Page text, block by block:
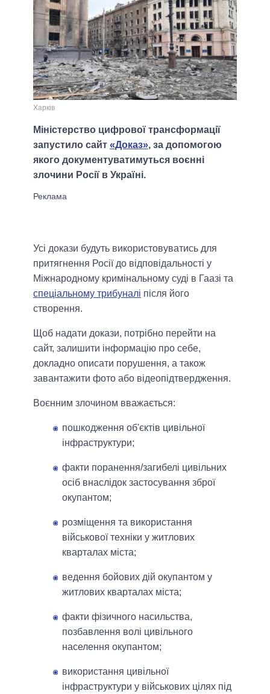
Харків
Міністерство цифрової трансформації
запустило сайт «Доказ», за допомогою
якого документуватимуться воєнні
злочини Росії в Україні.
Усі докази будуть використовуватись для
притягнення Росії до відповідальності у
Міжнародному кримінальному суді в Гаазі та
спеціальному трибуналі після його
створення.
Щоб надати докази, потрібно перейти на
сайт, залишити інформацію про себе,
докладно описати порушення, а також
завантажити фото або відеопідтвердження.
Воєнним злочином вважається:
пошкодження об'єктів цивільної
інфраструктури;
факти поранення/загибелі цивільних
осіб внаслідок застосування зброї
окупантом;
розміщення та використання
військової техніки у житлових
кварталах міста;
ведення бойових дій окупантом у
житлових кварталах міста;
факти фізичного насильства,
позбавлення волі цивільного
населення окупантом;
використання цивільної
інфраструктури у військових цілях під